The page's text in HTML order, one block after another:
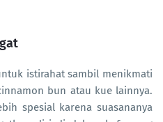
istirahat sambil menikmati
bun atau kue lainnya.
spesial karena suasananya